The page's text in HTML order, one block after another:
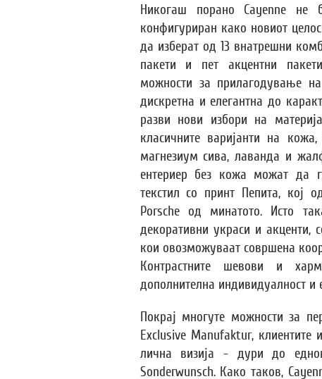
Никогаш порано Cayenne не
конфигуриран како новиот
да изберат од 13 внатрешни
пакети и пет акцентни
можности за прилагодување
дискретна и елегантна до
разви нови избори на
класичните варијанти на
магнезиум сива, лаванда и
ентериер без кожа можат да
текстил со принт Пепита, кој
Porsche од минатото. Исто
декоративни украси и акценти,
кои овозможуваат совршена
Контрастните шевови и
дополнителна индивидуалност и
Покрај многуте можности за
Exclusive Manufaktur, клиентите
лична визија - дури до
Sonderwunsch. Како таков,